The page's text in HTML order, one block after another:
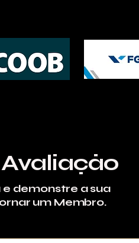
demonstre a sua
um Membro.